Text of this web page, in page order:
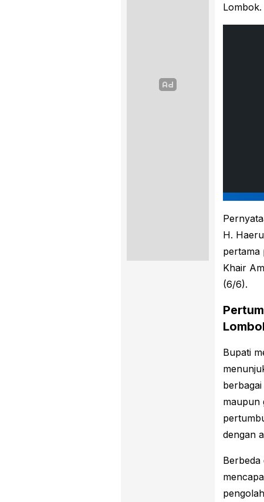
Lombok.
H.
pertama
Khair
(6/6).
Bupati
maupun
dengan